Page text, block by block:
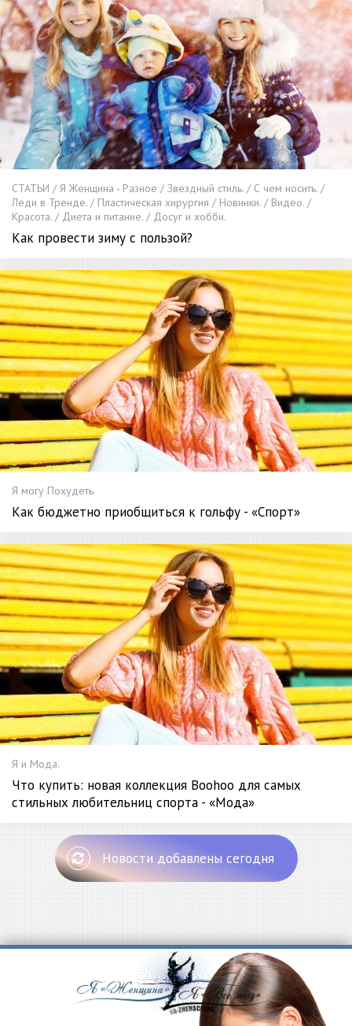
СТАТЬИ / Я Женщина - Разное / Звездный стиль. / С чем носить. /
Леди в Тренде. / Пластическая хирургия / Новинки. / Видео. /
Красота. / Диета и питание. / Досуг и хобби.
Как провести зиму с пользой?
Я могу Похудеть.
Как бюджетно приобщиться к гольфу - «Спорт»
Я и Мода.
Что купить: новая коллекция Boohoo для самых
стильных любительниц спорта - «Мода»
Новости добавлены сегодня